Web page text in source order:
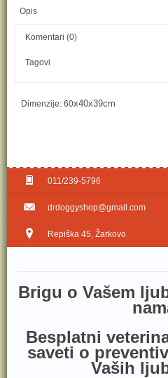
Opis
Komentari (0)
Tagovi
Dimenzije: 60x40x39cm
011/239-5796
drdoggyshop@gmail.com
Repiška 45, Žarkovo
Brig​u o Vašem
Besplatni
saveti o
Vaših